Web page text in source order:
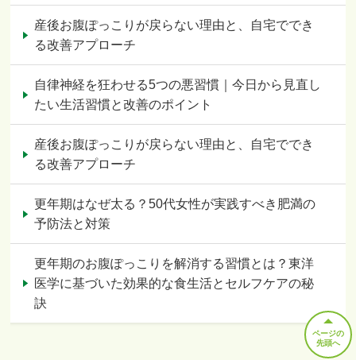
産後お腹ぽっこりが戻らない理由と、自宅ででき
る改善アプローチ
自律神経を狂わせる5つの悪習慣｜今日から見直し
たい生活習慣と改善のポイント
産後お腹ぽっこりが戻らない理由と、自宅ででき
る改善アプローチ
更年期はなぜ太る？50代女性が実践すべき肥満の
予防法と対策
更年期のお腹ぽっこりを解消する習慣とは？東洋
医学に基づいた効果的な食生活とセルフケアの秘
訣
ページの
先頭へ